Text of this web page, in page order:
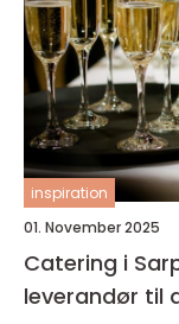
inspiration
01. November 2025
Catering i
leverandør til